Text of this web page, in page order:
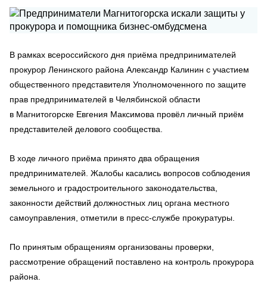
В рамках всероссийского дня приёма предпринимателей
прокурор Ленинского района Александр Калинин с участием
общественного представителя Уполномоченного по защите
прав предпринимателей в Челябинской области
в Магнитогорске Евгения Максимова провёл личный приём
представителей делового сообщества.
В ходе личного приёма принято два обращения
предпринимателей. Жалобы касались вопросов соблюдения
земельного и градостроительного законодательства,
законности действий должностных лиц органа местного
самоуправления, отметили в пресс-службе прокуратуры.
По принятым обращениям организованы проверки,
рассмотрение обращений поставлено на контроль прокурора
района.